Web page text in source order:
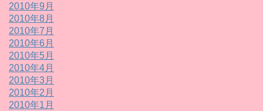
2010年9月
2010年8月
2010年7月
2010年6月
2010年5月
2010年4月
2010年3月
2010年2月
2010年1月